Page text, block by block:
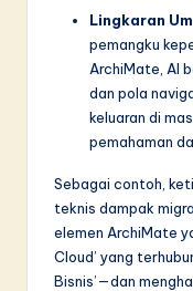
Lingkaran
pemangku
ArchiMate, AI
dan pola
keluaran di
pemahaman
Sebagai contoh,
teknis dampak
elemen ArchiMate
Cloud’ yang
Bisnis’—dan